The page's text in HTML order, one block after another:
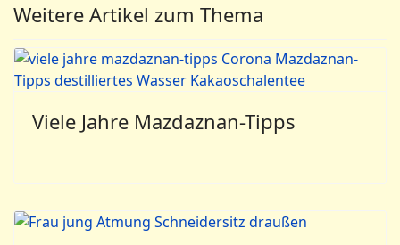
Weitere Artikel zum Thema
Viele Jahre Mazdaznan-Tipps